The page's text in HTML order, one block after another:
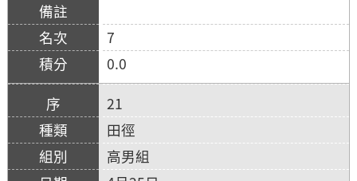
7
0.0
21
田徑
高男組